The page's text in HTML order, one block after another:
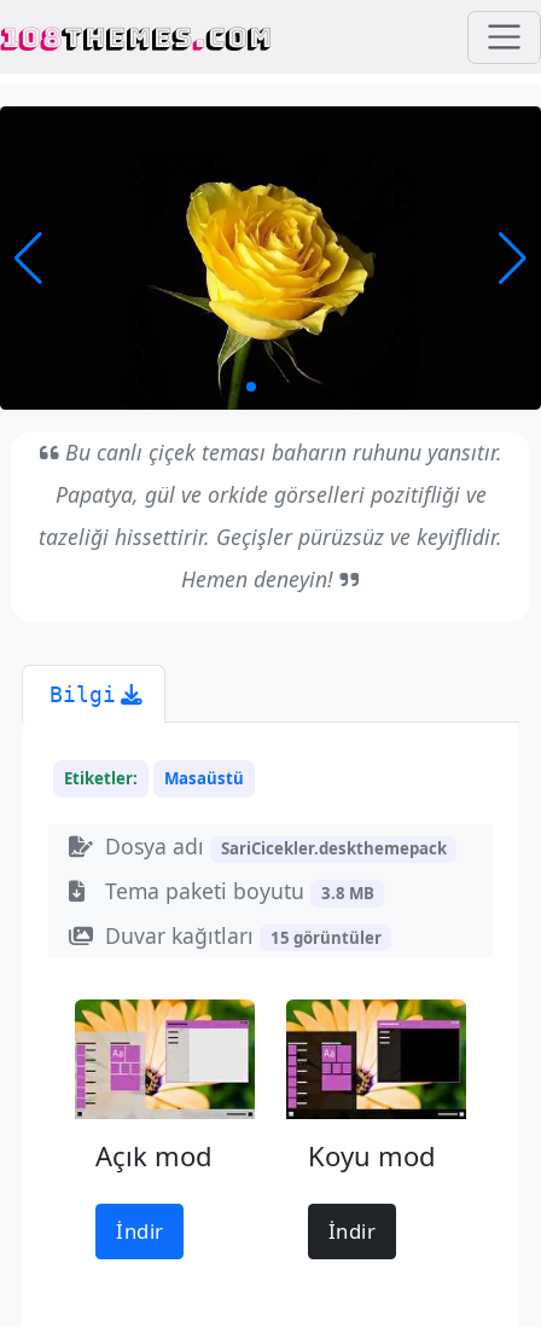
108THEMES.COM
Bu canlı çiçek teması baharın ruhunu yansıtır.
Papatya, gül ve orkide görselleri pozitifliği ve
tazeliği hissettirir. Geçişler pürüzsüz ve keyiflidir.
Hemen deneyin!
Bilgi
Etiketler: Masaüstü
Dosya adı SariCicekler.deskthemepack
Tema paketi boyutu 3.8 MB
Duvar kağıtları 15 görüntüler
Açık mod
İndir
Koyu mod
İndir